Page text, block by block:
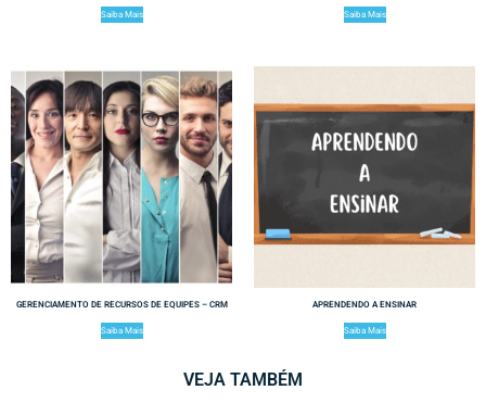
Saiba Mais Saiba Mais
GERENCIAMENTO DE RECURSOS DE EQUIPES – CRM
Saiba Mais
APRENDENDO A ENSINAR
Saiba Mais
VEJA TAMBÉM